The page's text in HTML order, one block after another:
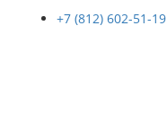
+7 (812) 602-51-19